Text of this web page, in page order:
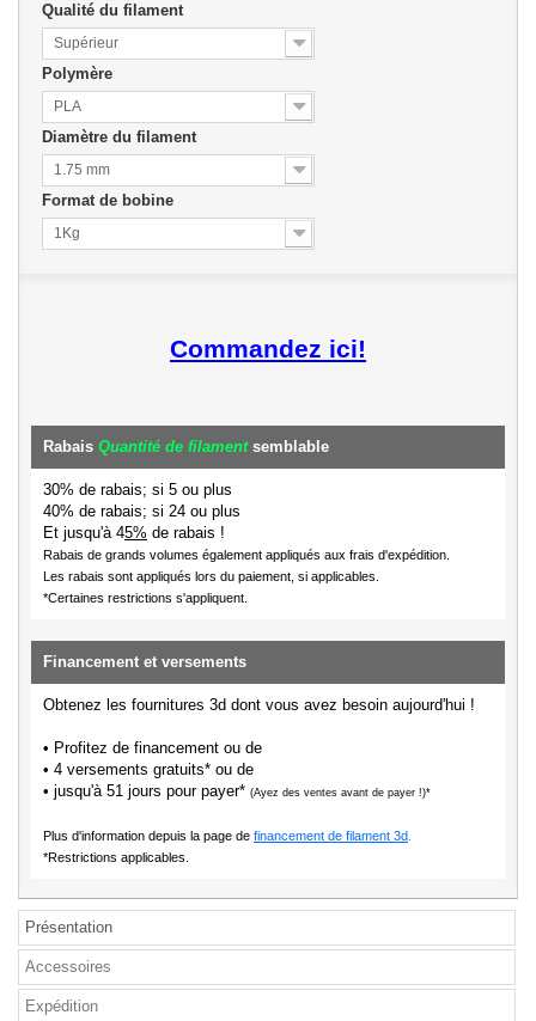
Qualité du filament
Supérieur
Polymère
PLA
Diamètre du filament
1.75 mm
Format de bobine
1Kg
Commandez ici!
Rabais Quantité de filamentsemblable
30% de rabais; si 5 ou plus
40% de rabais; si 24 ou plus
Et jusqu'à 45% de rabais !
Rabais de grands volumes également appliqués aux frais d'expédition.
Les rabais sont appliqués lors du paiement, si applicables.
*Certaines restrictions s'appliquent.
Financement et versements
Obtenez les fournitures 3d dont vous avez besoin aujourd'hui !
• Profitez de financement ou de
• 4 versements gratuits* ou de
• jusqu'à 51 jours pour payer* (Ayez des ventes avant de payer !)*
Plus d'information depuis la page de financement de filament 3d
*Restrictions applicables.
Présentation
Accessoires
Expédition